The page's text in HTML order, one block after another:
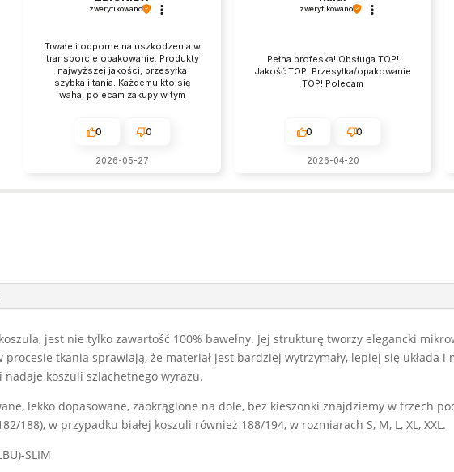
zweryfikowano
Trwałe i odporne na uszkodzenia w
transporcie opakowanie. Produkty
najwyższej jakości, przesyłka
szybka i tania. Każdemu kto się
waha, polecam zakupy w tym
0 0
2026-05-27
zweryfikowano
Pełna profeska! Obsługa TOP!
Jakość TOP! Przesyłka/opakowanie
TOP! Polecam
0 0
2026-04-20
jest nie tylko zawartość 100% bawełny. Jej strukturę tworzy elegancki
tkania sprawiają, że materiał jest bardziej wytrzymały, lepiej się układa i
koszuli szlachetnego wyrazu.
lekko dopasowane, zaokrąglone na dole, bez kieszonki znajdziemy w trzech
188), w przypadku białej koszuli również 188/194, w rozmiarach S, M, L, XL, XXL.
SLIM